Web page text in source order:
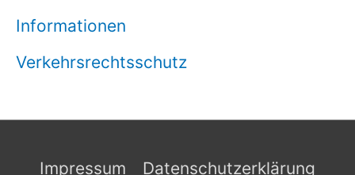
Informationen
Verkehrsrechtsschutz
Impressum Datenschutzerklärung